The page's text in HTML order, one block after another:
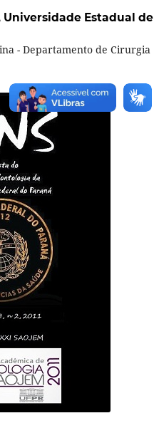
Universidade Estadual de
- Departamento de Cirurgia